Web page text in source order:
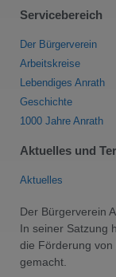
Servicebereich
Der Bürgerverein
Arbeitskreise
Lebendiges Anrath
Geschichte
1000 Jahre Anrath
Aktuelles und
Aktuelles
Der Bürgerverein
In seiner Satzung
die Förderung von
gemacht.